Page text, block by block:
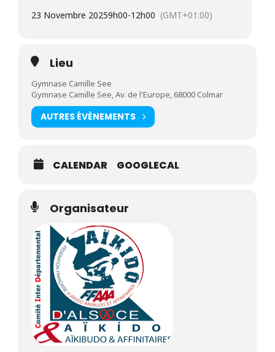
23 Novembre 20259h00-12h00 (GMT+01:00)
Lieu
Gymnase Camille See
Gymnase Camille See, Av. de l'Europe, 68000 Colmar
AUTRES ÉVÈNEMENTS
CALENDAR GOOGLECAL
Organisateur